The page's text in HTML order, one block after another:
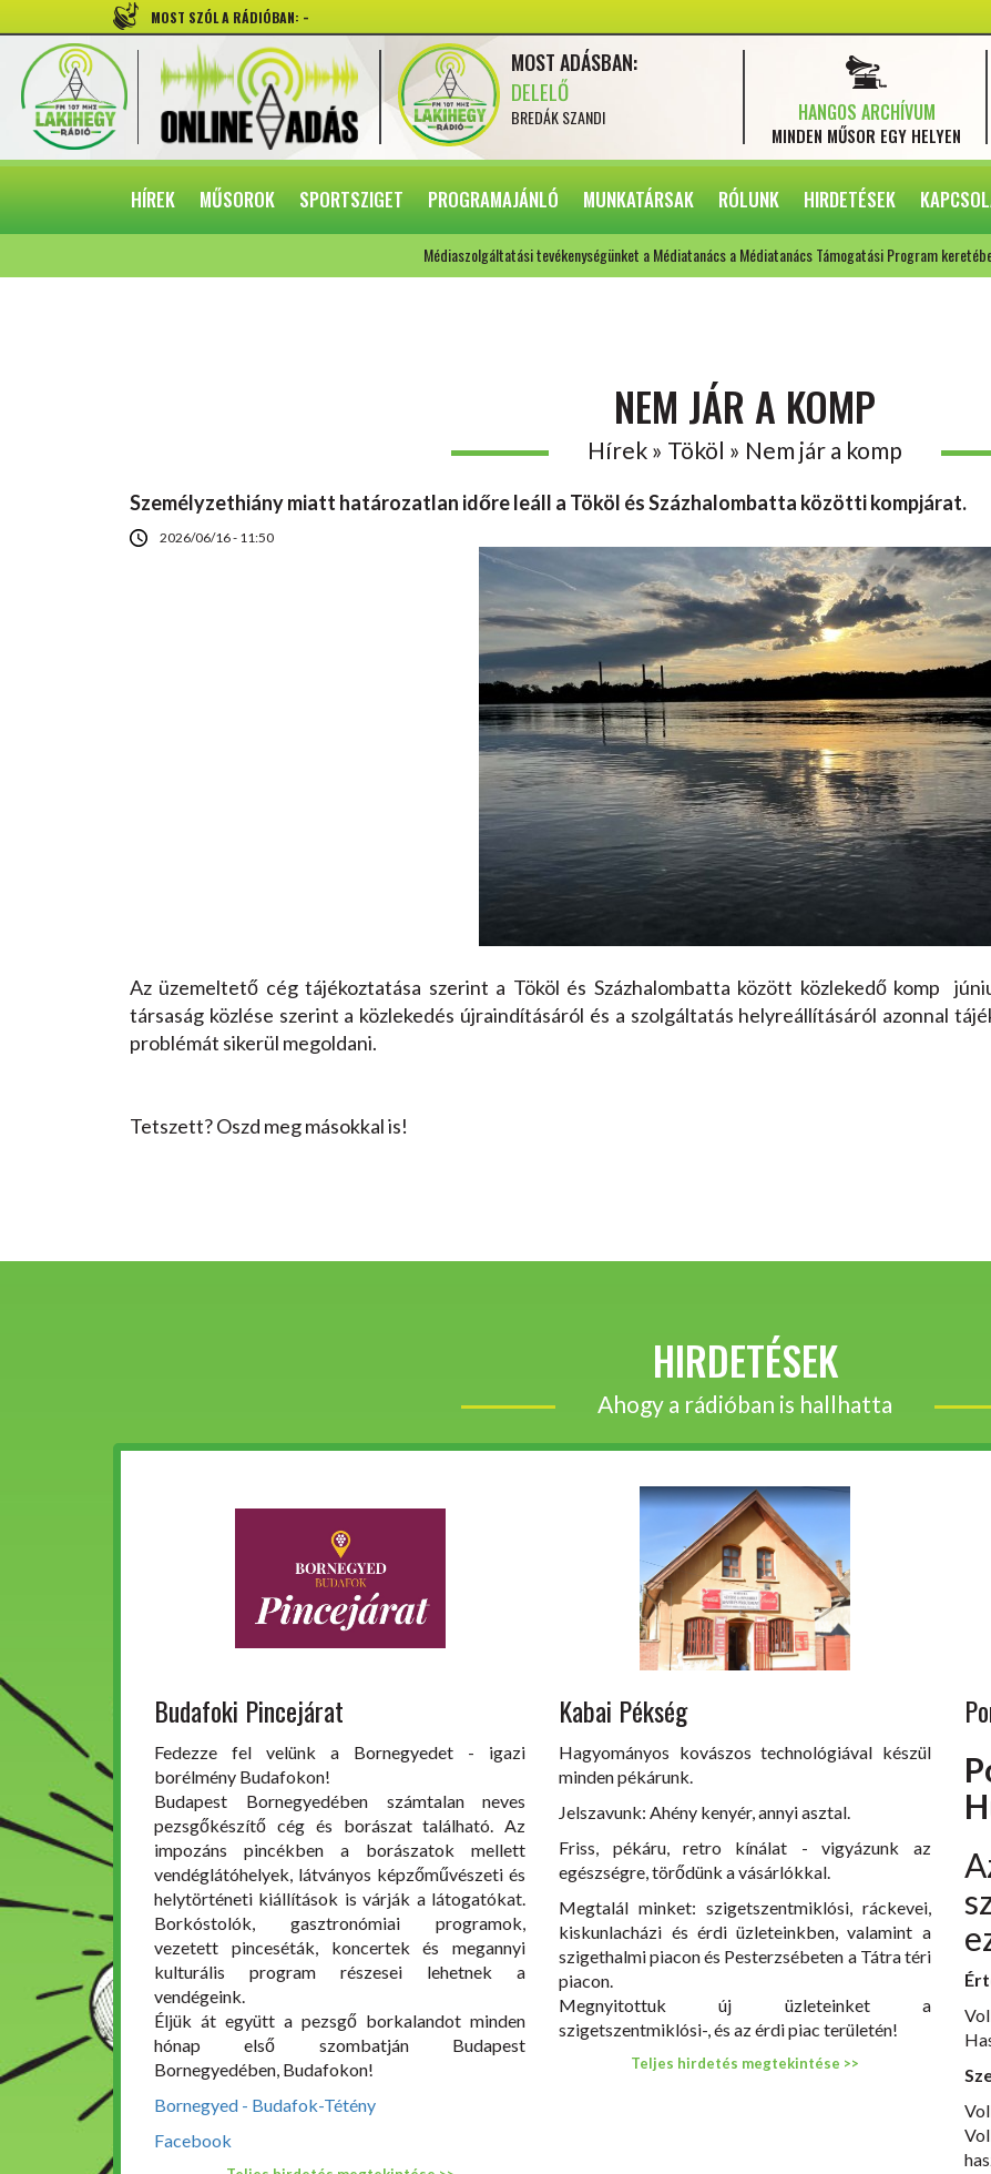
MOST SZÓL A RÁDIÓBAN: -
MOST ADÁSBAN:
DELELŐ
BREDÁK SZANDI HANGOS ARCHÍVUM
MINDEN MŰSOR EGY HELYEN
HÍREK MŰSOROK SPORTSZIGET PROGRAMAJÁNLÓ MUNKATÁRSAK RÓLUNK HIRDETÉSEK
Médiaszolgáltatási tevékenységünket a Médiatanács a Médiatanács Támogatási Program
NEM JÁR A KOMP
Hírek » Tököl » Nem jár a komp
Személyzethiány miatt határozatlan időre leáll a Tököl és Százhalombatta közötti kompjárat.
2026/06/16 - 11:50
Az üzemeltető cég tájékoztatása szerint a Tököl és Százhalombatta között közlekedő komp
társaság közlése szerint a közlekedés újraindításáról és a szolgáltatás helyreállításáról azonnal
problémát sikerül megoldani.
Tetszett? Oszd meg másokkal is!
HIRDETÉSEK
Ahogy a rádióban is hallhatta
Budafoki Pincejárat
Fedezze fel velünk a Bornegyedet - igazi
borélmény Budafokon!
Budapest Bornegyedében számtalan neves
pezsgőkészítő cég és borászat található. Az
impozáns pincékben a borászatok mellett
vendéglátóhelyek, látványos képzőművészeti és
helytörténeti kiállítások is várják a látogatókat.
Borkóstolók, gasztronómiai programok,
vezetett pinceséták, koncertek és megannyi
kulturális program részesei lehetnek a
vendégeink.
Éljük át együtt a pezsgő borkalandot minden
hónap első szombatján Budapest
Bornegyedében, Budafokon!
Bornegyed - Budafok-Tétény
Facebook
Kabai Pékség
Hagyományos kovászos technológiával készül
minden pékárunk.
Jelszavunk: Ahény kenyér, annyi asztal.
Friss, pékáru, retro kínálat - vigyázunk az
egészségre, törődünk a vásárlókkal.
Megtalál minket: szigetszentmiklósi, ráckevei,
kiskunlacházi és érdi üzleteinkben, valamint a
szigethalmi piacon és Pesterzsébeten a Tátra téri
piacon.
Megnyitottuk új üzleteinket a
szigetszentmiklósi-, és az érdi piac területén!
Teljes hirdetés megtekintése >>